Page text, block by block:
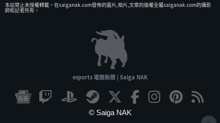
本站禁止未授權𨍭載。在saiganak.com發佈的圖片,相片,文章的版權全屬saiganak.com的攝影
師和記者所有。
esports 電競新聞 | Saiga NAK
© Saiga NAK